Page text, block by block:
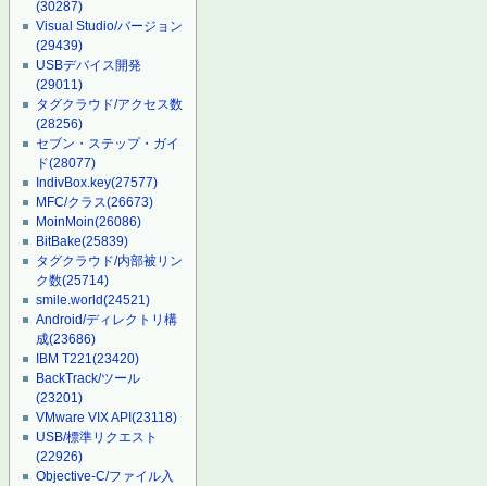
(30287)
Visual Studio/バージョン
(29439)
USBデバイス開発
(29011)
タグクラウド/アクセス数
(28256)
セブン・ステップ・ガイ
ド(28077)
IndivBox.key(27577)
MFC/クラス(26673)
MoinMoin(26086)
BitBake(25839)
タグクラウド/内部被リン
ク数(25714)
smile.world(24521)
Android/ディレクトリ構
成(23686)
IBM T221(23420)
BackTrack/ツール
(23201)
VMware VIX API(23118)
USB/標準リクエスト
(22926)
Objective-C/ファイル入